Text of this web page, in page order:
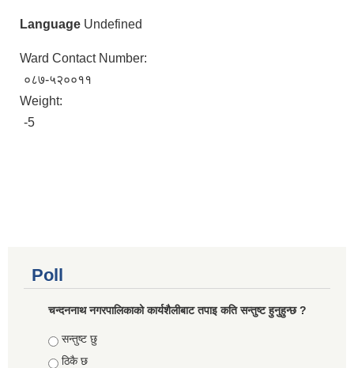
Language Undefined
Ward Contact Number:
०८७-५२००११
Weight:
-5
Poll
चन्दननाथ नगरपालिकाको कार्यशैलीबाट तपाइ कति सन्तुष्ट हुनुहुन्छ ?
Choices
सन्तुष्ट छु
ठिकै छ